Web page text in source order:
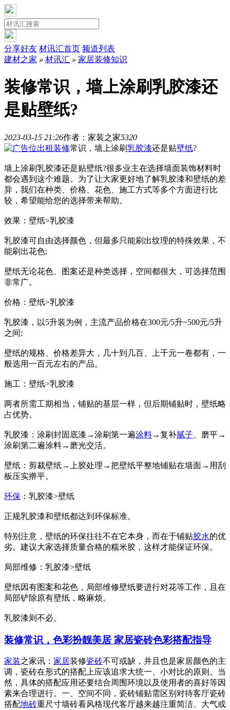
分享好友 材讯汇首页 频道列表
建材之家 » 材讯汇 » 家居装修知识
装修常识，墙上涂刷乳胶漆还
是贴壁纸?
2023-03-15 21:26作者：家装之家5320
装修常识，墙上涂刷乳胶漆还是贴壁纸?
墙上涂刷乳胶漆还是贴壁纸?很多业主在选择墙面装饰材料时
都会遇到这个难题。为了让大家更好地了解乳胶漆和壁纸的差
异，我们在种类、价格、花色、施工方式等多个方面进行比
较，希望能给您的选择带来帮助。
效果：壁纸>乳胶漆
乳胶漆可自由选择颜色，但最多只能刷出纹理的特殊效果，不
能刷出花色;
壁纸无论花色、图案还是种类选择，空间都很大，可选择范围
非常广。
价格：壁纸>乳胶漆
乳胶漆，以5升装为例，主流产品价格在300元/5升~500元/5升
之间;
壁纸的规格、价格差异大，几十到几百、上千元一卷都有，一
般选用一百元左右的产品。
施工：壁纸>乳胶漆
两者所需工期相当，铺贴的基层一样，但后期铺贴时，壁纸略
占优势。
乳胶漆：涂刷封固底漆→涂刷第一遍涂料→复补腻子 、磨平→
涂刷第二遍涂料→磨光交活。
壁纸：剪裁壁纸→上胶处理→把壁纸平整地铺贴在墙面→用刮
板压实擀平。
环保 ：乳胶漆>壁纸
正规乳胶漆和壁纸都达到环保标准。
特别注意，壁纸的环保往往不在它本身，而在于铺贴胶水的优
劣。建议大家选择质量合格的糯米胶，这样才能保证环保。
局部维修：乳胶漆>壁纸
壁纸因有图案和花色，局部维修壁纸要进行对花等工作，且在
局部铲除原有壁纸，略麻烦。
乳胶漆则不必。
装修常识，色彩扮靓美居 家居瓷砖色彩搭配指导
家装之家讯： 家居装修瓷砖不可或缺，并且也是家居颜色的主
调，瓷砖在形式的搭配上应该追求大统一、小对比的原则。当
然，具体的搭配应用还要结合周围环境以及使用者的喜好等因
素来合理进行。一、空间不同，瓷砖铺贴需区别对待客厅瓷砖
搭配地砖重尺寸墙砖看风格现代客厅越来越注重简洁、大气或